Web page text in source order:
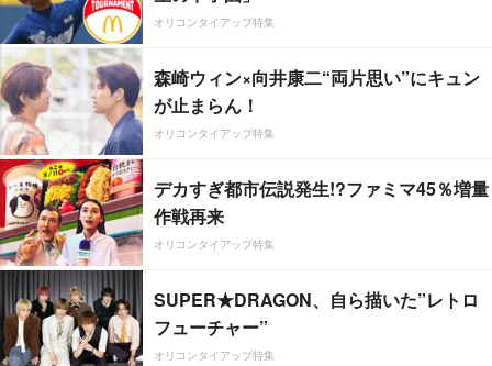
オリコンタイアップ特集
森崎ウィン×向井康二“両片思い”にキュン
が止まらん！
オリコンタイアップ特集
デカすぎ都市伝説発生!?ファミマ45％増量
作戦再来
オリコンタイアップ特集
SUPER★DRAGON、自ら描いた”レトロ
フューチャー”
オリコンタイアップ特集